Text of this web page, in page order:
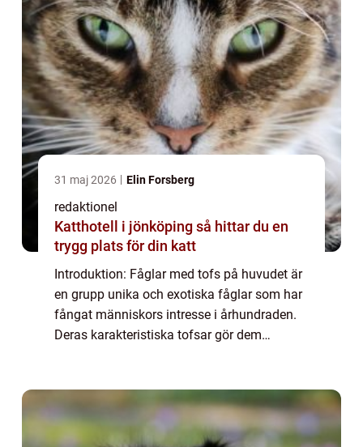
31 maj 2026 Elin Forsberg
redaktionel
Katthotell i jönköping så hittar du en
trygg plats för din katt
Introduktion: Fåglar med tofs på huvudet är
en grupp unika och exotiska fåglar som har
fångat människors intresse i århundraden.
Deras karakteristiska tofsar gör dem